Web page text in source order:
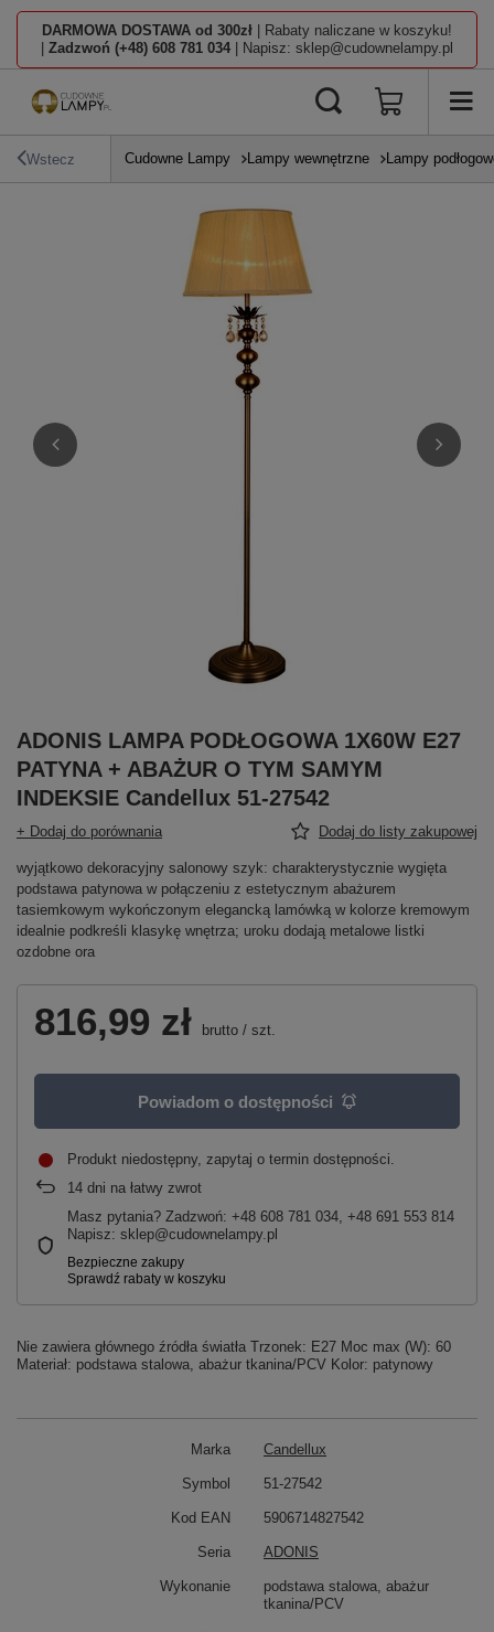
DARMOWA DOSTAWA od 300zł | Rabaty naliczane w koszyku!
Zadzwoń (+48) 608 781 034 | Napisz: sklep@cudownelampy.pl
Wstecz Cudowne Lampy Lampy wewnętrzne Lampy
ADONIS LAMPA PODŁOGOWA 1X60W E27
PATYNA + ABAŻUR O TYM SAMYM
INDEKSIE Candellux 51-27542
+ Dodaj do porównania Dodaj do listy zakupowej
wyjątkowo dekoracyjny salonowy szyk: charakterystycznie wygięta
podstawa patynowa w połączeniu z estetycznym abażurem
tasiemkowym wykończonym elegancką lamówką w kolorze kremowym
idealnie podkreśli klasykę wnętrza; uroku dodają metalowe listki
ozdobne ora
816,99 zł brutto / szt.
Powiadom o dostępności
Produkt niedostępny, zapytaj o termin dostępności
14 dni na łatwy zwrot
Masz pytania? Zadzwoń: +48 608 781 034, +48 691 553 814
Napisz: sklep@cudownelampy.pl
Nie zawiera głównego źródła światła Trzonek: E27 Moc max (W): 60
Materiał: podstawa stalowa, abażur tkanina/PCV Kolor: patynowy
Marka Candellux
Symbol 51-27542
Kod EAN 5906714827542
Seria ADONIS
Wykonanie
podstawa stalowa, abażur
tkanina/PCV